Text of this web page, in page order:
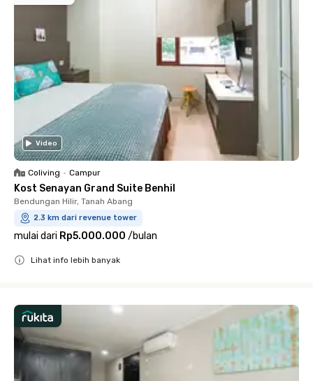
Video
Coliving • Campur
Kost Senayan Grand Suite Benhil
Bendungan Hilir, Tanah Abang
2.3 km dari revenue tower
mulai dari Rp5.000.000 /bulan
Lihat info lebih banyak